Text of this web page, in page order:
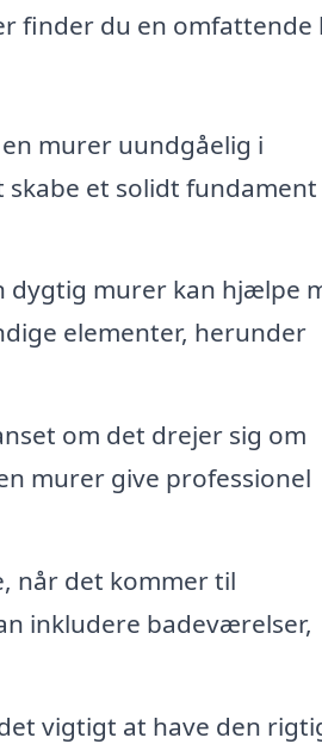
finder du en omfattende
murer uundgåelig i
et solidt fundament
dygtig murer kan hjælpe
elementer, herunder
om det drejer sig om
murer give professionel
når det kommer til
inkludere badeværelser,
vigtigt at have den